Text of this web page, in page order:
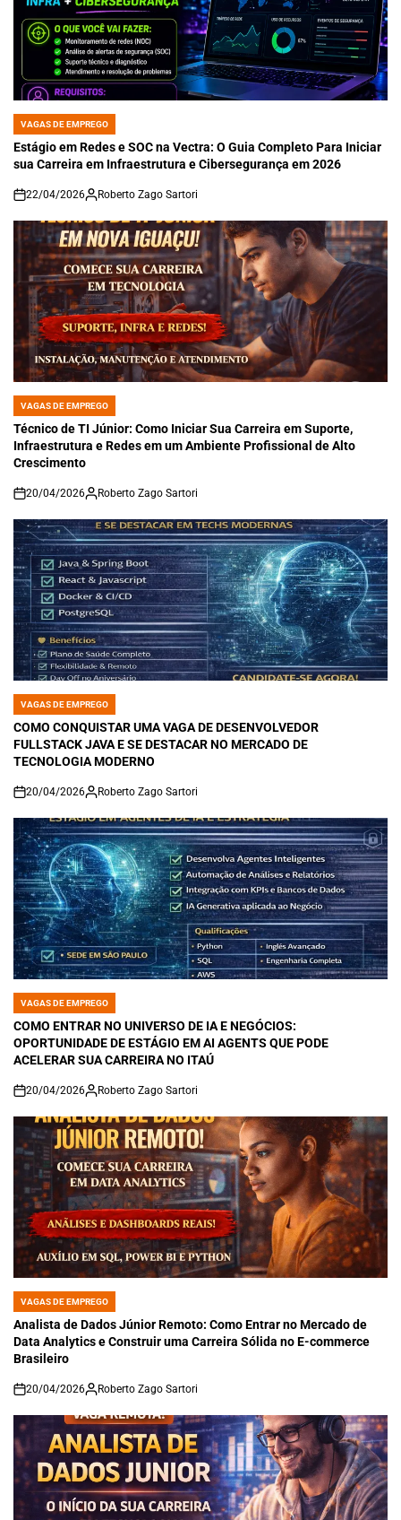
POSTED
IN
VAGAS DE EMPREGO
Estágio em Redes e SOC na Vectra: O Guia Completo Para Iniciar
sua Carreira em Infraestrutura e Cibersegurança em 2026
on
22/04/2026 Roberto Zago Sartori
POSTED
IN
VAGAS DE EMPREGO
Técnico de TI Júnior: Como Iniciar Sua Carreira em Suporte,
Infraestrutura e Redes em um Ambiente Profissional de Alto
Crescimento
on
20/04/2026 Roberto Zago Sartori
POSTED
IN
VAGAS DE EMPREGO
COMO CONQUISTAR UMA VAGA DE DESENVOLVEDOR
FULLSTACK JAVA E SE DESTACAR NO MERCADO DE
TECNOLOGIA MODERNO
on
20/04/2026 Roberto Zago Sartori
POSTED
IN
VAGAS DE EMPREGO
COMO ENTRAR NO UNIVERSO DE IA E NEGÓCIOS:
OPORTUNIDADE DE ESTÁGIO EM AI AGENTS QUE PODE
ACELERAR SUA CARREIRA NO ITAÚ
on
20/04/2026 Roberto Zago Sartori
POSTED
IN
VAGAS DE EMPREGO
Analista de Dados Júnior Remoto: Como Entrar no Mercado de
Data Analytics e Construir uma Carreira Sólida no E-commerce
Brasileiro
on
20/04/2026 Roberto Zago Sartori